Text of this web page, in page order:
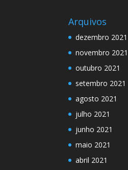
Arquivos
dezembro 2021
novembro 2021
outubro 2021
setembro 2021
agosto 2021
julho 2021
junho 2021
maio 2021
abril 2021